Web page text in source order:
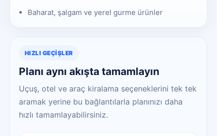
Baharat, şalgam ve yerel gurme ürünler
HIZLI GEÇIŞLER
Planı aynı akışta tamamlayın
Uçuş, otel ve araç kiralama seçeneklerini tek tek
aramak yerine bu bağlantılarla planınızı daha
hızlı tamamlayabilirsiniz.